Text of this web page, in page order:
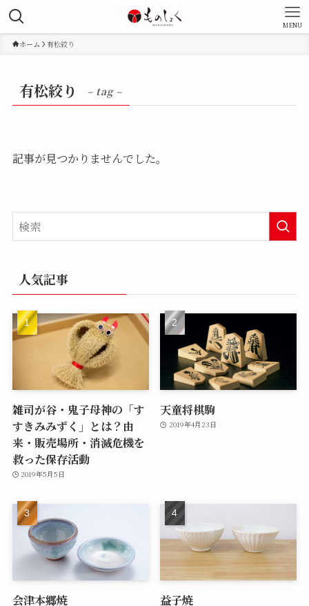
MENU
ホーム 有松絞り
有松絞り – tag –
記事が見つかりませんでした。
人気記事
雑司が谷・鬼子母神の「す
すきみみずく」とは？由
来・販売場所・消滅危機を
救った保存活動
2019年5月5日
天童将棋駒
2019年4月23日
会津本郷焼 益子焼